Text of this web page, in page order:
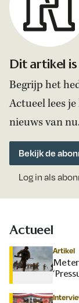
Dit artikel
Begrijp het
Actueel lees
nieuws van
Bekijk de
Log in als
Actueel
Artikel